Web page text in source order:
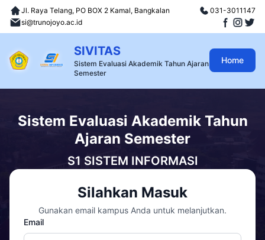
Jl. Raya Telang, PO BOX 2 Kamal, Bangkalan
031-3011147
si@trunojoyo.ac.id
SIVITAS
Sistem Evaluasi Akademik Tahun Ajaran
Semester
Home
Sistem Evaluasi Akademik Tahun
Ajaran Semester
S1 SISTEM INFORMASI
Silahkan Masuk
Gunakan email kampus Anda untuk melanjutkan.
Email